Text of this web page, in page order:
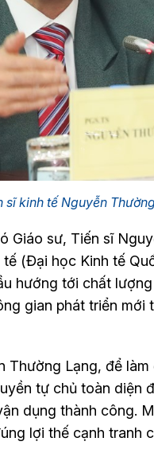
sĩ kinh tế Nguyễn
Giáo sư, Tiến sĩ
(Đại học Kinh tế
hướng tới chất
gian phát triển mới
Thường Lạng, để
tự chủ toàn diện
dụng thành công.
lợi thế cạnh tranh